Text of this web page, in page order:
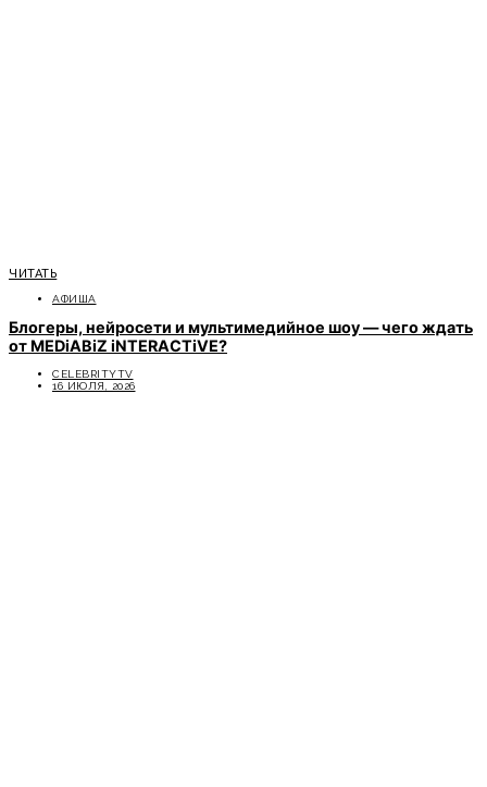
ЧИТАТЬ
АФИША
Блогеры, нейросети и мультимедийное шоу — чего ждать
от MEDiABiZ iNTERACTiVE?
CELEBRITYTV
16 ИЮЛЯ, 2026